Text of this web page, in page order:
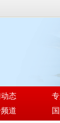
态
道